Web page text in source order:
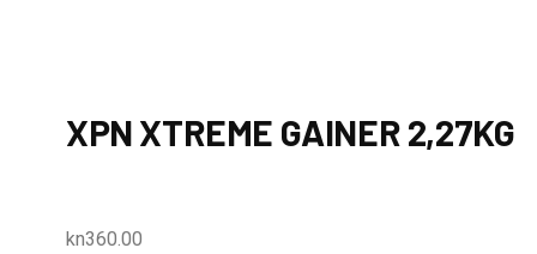
XPN XTREME GAINER 2,27KG
kn360.00